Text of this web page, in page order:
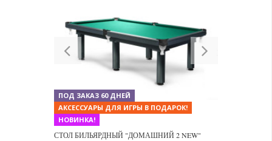
Previous
ПОД ЗАКАЗ 60 ДНЕЙ
АКСЕССУАРЫ ДЛЯ ИГРЫ В ПОДАРОК!
НОВИНКА!
СТОЛ БИЛЬЯРДНЫЙ "ДОМАШНИЙ 2 NEW"